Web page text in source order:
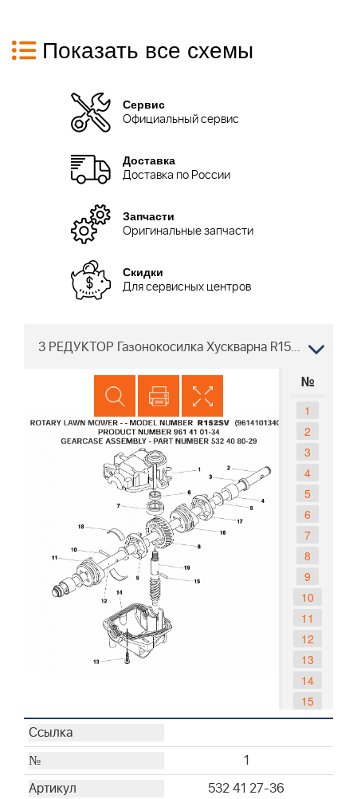
Показать все схемы
Сервис
Официальный сервис
Доставка
Доставка по России
Запчасти
Оригинальные запчасти
Скидки
Для сервисных центров
3 РЕДУКТОР Газонокосилка Хускварна R152 SV 96141013402 2008-02
№
1
2
3
4
5
6
7
8
9
10
11
12
13
14
15
16
1
532 41 27-36